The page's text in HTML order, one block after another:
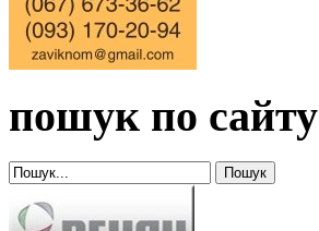
пошук по сайту